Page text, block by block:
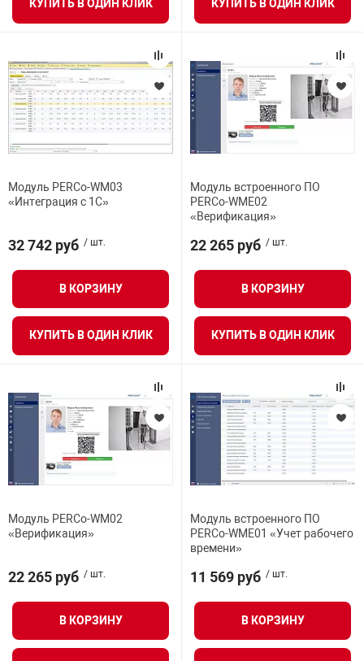
КУПИТЬ В ОДИН КЛИК КУПИТЬ В ОДИН КЛИК
Модуль PERCo-WM03
«Интеграция с 1С»
32 742 руб / шт.
В КОРЗИНУ
КУПИТЬ В ОДИН КЛИК
Модуль встроенного ПО
PERCo-WME02
«Верификация»
22 265 руб / шт.
В КОРЗИНУ
КУПИТЬ В ОДИН КЛИК
Модуль PERCo-WM02
«Верификация»
22 265 руб / шт.
В КОРЗИНУ
Модуль встроенного ПО
PERCo-WME01 «Учет рабочего
времени»
11 569 руб / шт.
В КОРЗИНУ